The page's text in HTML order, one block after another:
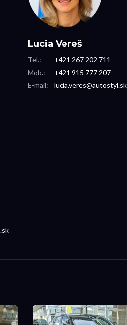
Lucia Vereš
Tel.:
Mob.:
E-mail:
+421 267 202 711
+421 915 777 207
lucia.veres@autostyl.sk